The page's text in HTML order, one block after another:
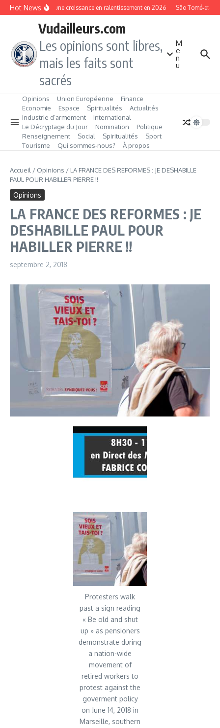
Aller au contenu
Hot NewsGambie : une croissance en ralentissement en 2026 São
Vudailleurs.com
Les opinions sont libres,
mais les faits sont
sacrés
M
e
n
u
Opinions Union Européenne
Finance
Economie
Espace Spiritualités
Actualités
Industrie d’armement
International
Le Décryptage du Jour
Nomination
Politique
Renseignement
Social Spiritualités
Sport
Tourisme
Qui sommes‑nous? À propos
Accueil / Opinions / LA FRANCE DES REFORMES : JE DESHABILLE
PAUL POUR HABILLER PIERRE !!
Opinions
LA FRANCE DES REFORMES : JE
DESHABILLE PAUL POUR
HABILLER PIERRE !!
septembre 2, 2018
Protesters walk
past a sign reading
« Be old and shut
up » as pensioners
demonstrate during
a nation-wide
movement of
retired workers to
protest against the
goverment policy
on June 14, 2018 in
Marseille, southern